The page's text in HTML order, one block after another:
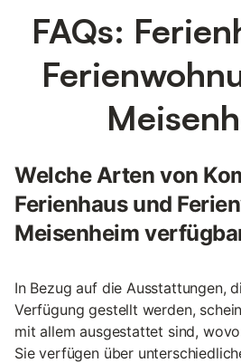
FAQs:
Welche Arten von
Ferienhaus und
Meisenheim
In Bezug auf die Ausstattungen,
Verfügung gestellt werden,
mit allem ausgestattet sind,
Sie verfügen über